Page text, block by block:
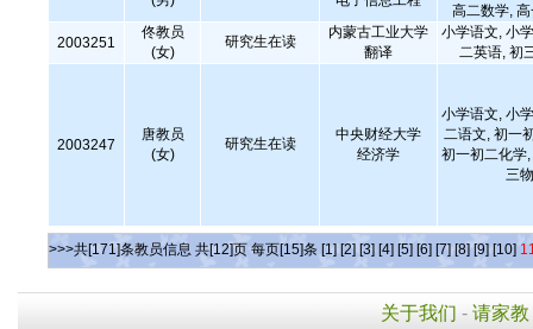
高二数学,
2003251
佟教员
(女)
研究生在读
内蒙古工业大学
翻译
小学语文, 小
二英语, 初
2003247
唐教员
(女)
研究生在读
中央财经大学
经济学
小学语文, 小
二语文, 初一
初一初二化学
三
>>>共[171]条教员信息 共[12]页 每页[15]条 [1] [2] [3] [4] [5] [6] [7] [8] [9] [10]
关于我们 - 请家教